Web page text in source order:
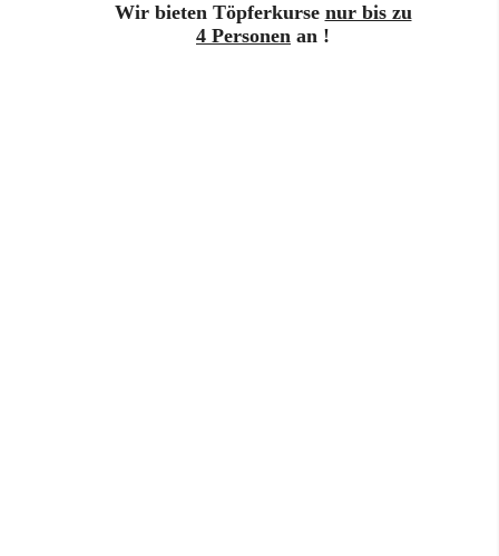
Wir bieten Töpferkurse nur bis zu
4 Personen an !